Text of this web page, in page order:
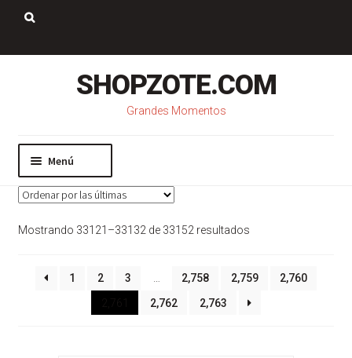
Saltar
navegación
Ir
contenido
SHOPZOTE.COM
Grandes Momentos
Menú
Inicio
Mi cuenta
Pago
Mostrando 33121–33132 de 33152 resultadosSorted
1
2 3 … 2,758 2,759
2,760
2,761
2,762 2,763